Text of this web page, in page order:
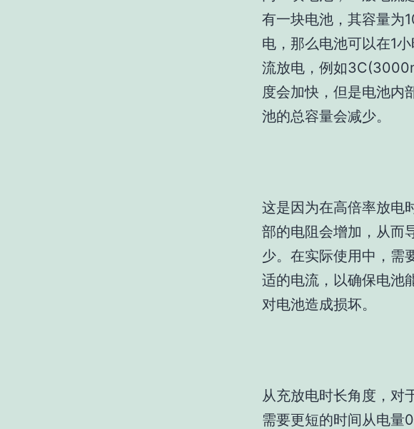
有一块电池，其容量为
电，那么电池可以在1
流放电，例如
度会加快，但是电池内
池的总容量会减少。
这是因为在高倍率放电
部的电阻会增加，从而
少。在实际使用中，需
适的电流，以确保电池
对电池造成损坏。
从充放电时长角度，对
需要更短的时间从电量